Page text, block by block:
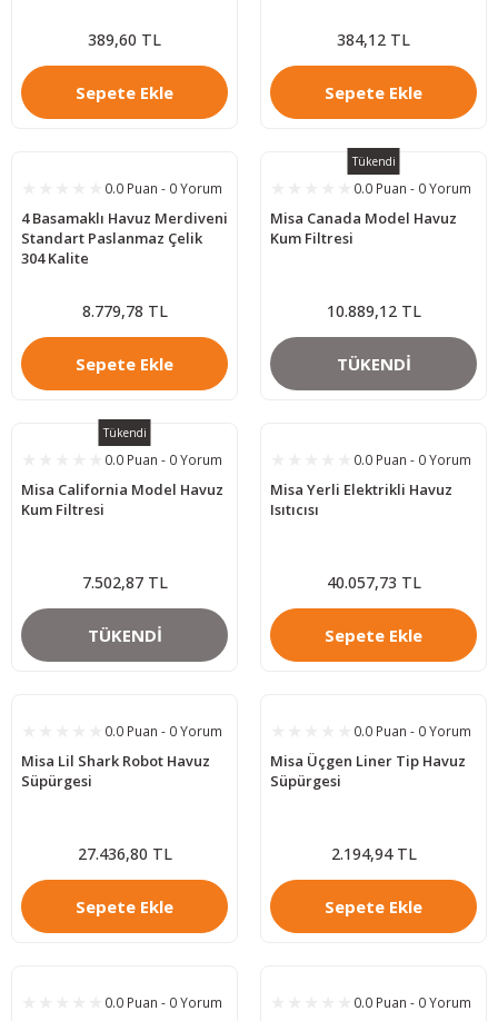
389,60 TL
Sepete Ekle
384,12 TL
Sepete Ekle
0.0 Puan - 0 Yorum
4 Basamaklı Havuz Merdiveni
Standart Paslanmaz Çelik
304 Kalite
8.779,78 TL
Sepete Ekle
Tükendi
0.0 Puan - 0 Yorum
Misa Canada Model Havuz
Kum Filtresi
10.889,12 TL
TÜKENDİ
Tükendi
0.0 Puan - 0 Yorum
Misa California Model Havuz
Kum Filtresi
7.502,87 TL
TÜKENDİ
0.0 Puan - 0 Yorum
Misa Yerli Elektrikli Havuz
Isıtıcısı
40.057,73 TL
Sepete Ekle
0.0 Puan - 0 Yorum
Misa Lil Shark Robot Havuz
Süpürgesi
27.436,80 TL
Sepete Ekle
0.0 Puan - 0 Yorum
Misa Üçgen Liner Tip Havuz
Süpürgesi
2.194,94 TL
Sepete Ekle
0.0 Puan - 0 Yorum 0.0 Puan - 0 Yorum